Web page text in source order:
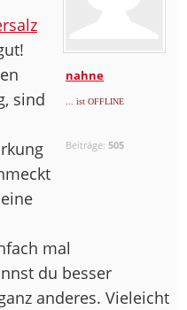
nahne
... ist OFFLINE
Beiträge:505
sind
mal
du besser
anderes. Vieleicht